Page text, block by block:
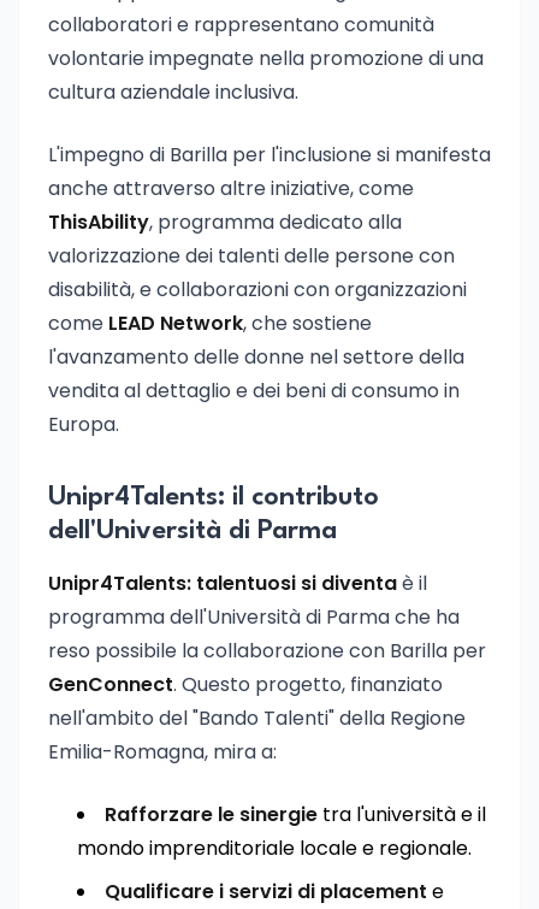
collaboratori e rappresentano comunità
volontarie impegnate nella promozione di una
cultura aziendale inclusiva.
L'impegno di Barilla per l'inclusione si manifesta
anche attraverso altre iniziative, come
ThisAbility, programma dedicato alla
valorizzazione dei talenti delle persone con
disabilità, e collaborazioni con organizzazioni
come LEAD Network, che sostiene
l'avanzamento delle donne nel settore della
vendita al dettaglio e dei beni di consumo in
Europa.
Unipr4Talents: il contributo
dell'Università di Parma
Unipr4Talents: talentuosi si diventaè il
programma dell'Università di Parma che ha
reso possibile la collaborazione con Barilla per
GenConnect. Questo progetto, finanziato
nell'ambito del "Bando Talenti" della Regione
Emilia-Romagna, mira a:
Rafforzare le sinergie tra l'università e il
mondo imprenditoriale locale e regionale.
Qualificare i servizi di placement e